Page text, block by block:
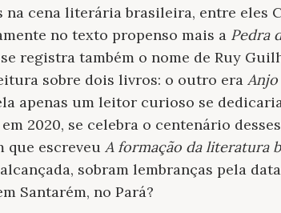
cena literária brasileira, entre eles
no texto propenso mais a Pedra
registra também o nome de Ruy
sobre dois livros: o outro era Anjo
apenas um leitor curioso se
2020, se celebra o centenário
que escreveu A formação da literatura
sobram lembranças pela
Santarém, no Pará?